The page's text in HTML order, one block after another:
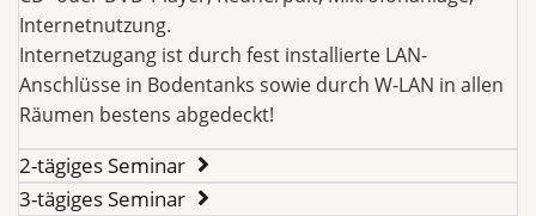
Internetnutzung.
Internetzugang ist durch fest installierte LAN-
Anschlüsse in Bodentanks sowie durch W-LAN in allen
Räumen bestens abgedeckt!
2-tägiges Seminar
3-tägiges Seminar